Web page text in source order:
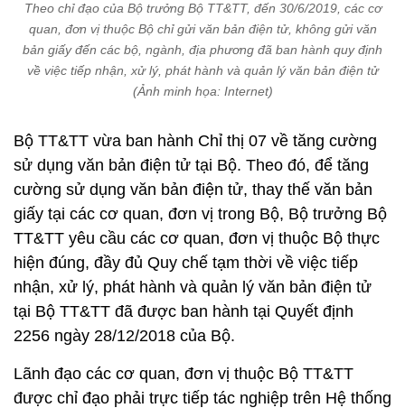
Theo chỉ đạo của Bộ trưởng Bộ TT&TT, đến 30/6/2019, các cơ
quan, đơn vị thuộc Bộ chỉ gửi văn bản điện tử, không gửi văn
bản giấy đến các bộ, ngành, địa phương đã ban hành quy định
về việc tiếp nhận, xử lý, phát hành và quản lý văn bản điện tử
(Ảnh minh họa: Internet)
Bộ TT&TT vừa ban hành Chỉ thị 07 về tăng cường
sử dụng văn bản điện tử tại Bộ. Theo đó, để tăng
cường sử dụng văn bản điện tử, thay thế văn bản
giấy tại các cơ quan, đơn vị trong Bộ, Bộ trưởng Bộ
TT&TT yêu cầu các cơ quan, đơn vị thuộc Bộ thực
hiện đúng, đầy đủ Quy chế tạm thời về việc tiếp
nhận, xử lý, phát hành và quản lý văn bản điện tử
tại Bộ TT&TT đã được ban hành tại Quyết định
2256 ngày 28/12/2018 của Bộ.
Lãnh đạo các cơ quan, đơn vị thuộc Bộ TT&TT
được chỉ đạo phải trực tiếp tác nghiệp trên Hệ thống